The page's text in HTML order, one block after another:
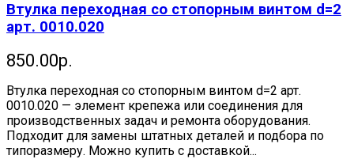
Втулка переходная со стопорным винтом d=2
арт. 0010.020
850.00р.
Втулка переходная со стопорным винтом d=2 арт.
0010.020 — элемент крепежа или соединения для
производственных задач и ремонта оборудования.
Подходит для замены штатных деталей и подбора по
типоразмеру. Можно купить с доставкой...